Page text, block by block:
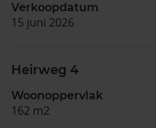
Verkoopdatum
15 juni 2026
Heirweg 4
Woonoppervlak
162 m2